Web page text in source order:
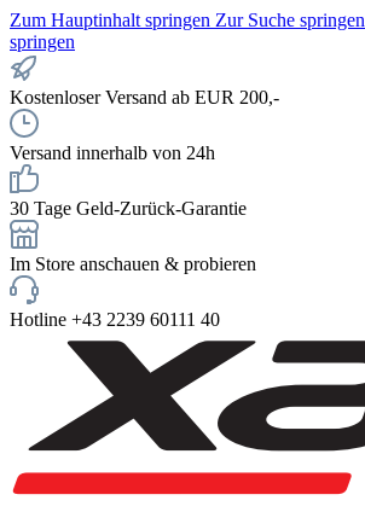
Zum Hauptinhalt springen Zur Suche springen
springen
Kostenloser Versand ab EUR 200,-
Versand innerhalb von 24h
30 Tage Geld-Zurück-Garantie
Im Store anschauen & probieren
Hotline +43 2239 60111 40